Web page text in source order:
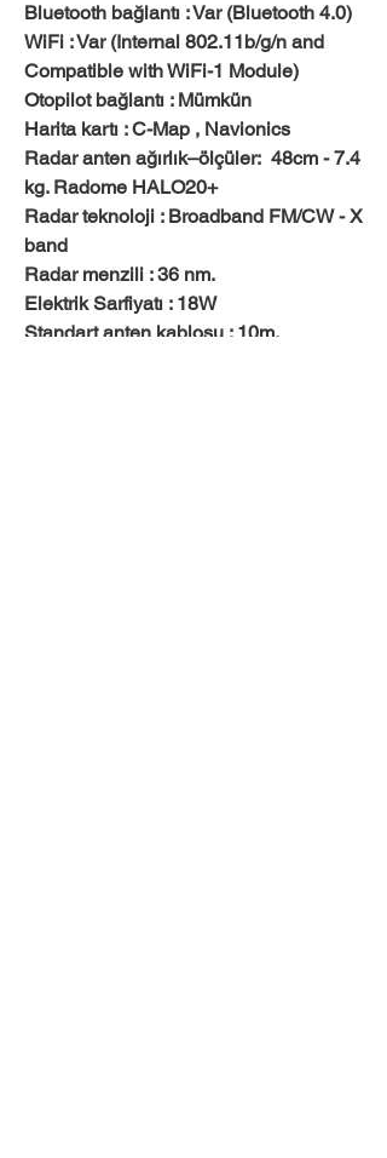
Bluetooth bağlantı : Var (Bluetooth 4.0)
WiFi : Var (Internal 802.11b/g/n and
Compatible with WiFi-1 Module)
Otopilot bağlantı : Mümkün
Harita kartı : C-Map , Navionics
Radar anten ağırlık–ölçüler: 48cm - 7.4
kg. Radome HALO20+
Radar teknoloji : Broadband FM/CW - X
band
Radar menzili : 36 nm.
Elektrik Sarfiyatı : 18W
Standart anten kablosu : 10m.